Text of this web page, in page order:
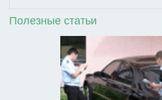
Полезные статьи